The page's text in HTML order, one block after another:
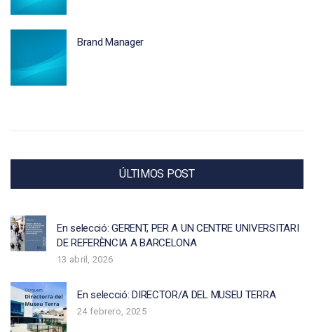
Brand Manager
ÚLTIMOS POST
En selecció: GERENT, PER A UN CENTRE UNIVERSITARI
DE REFERÈNCIA A BARCELONA
13 abril, 2026
En selecció: DIRECTOR/A DEL MUSEU TERRA
24 febrero, 2025